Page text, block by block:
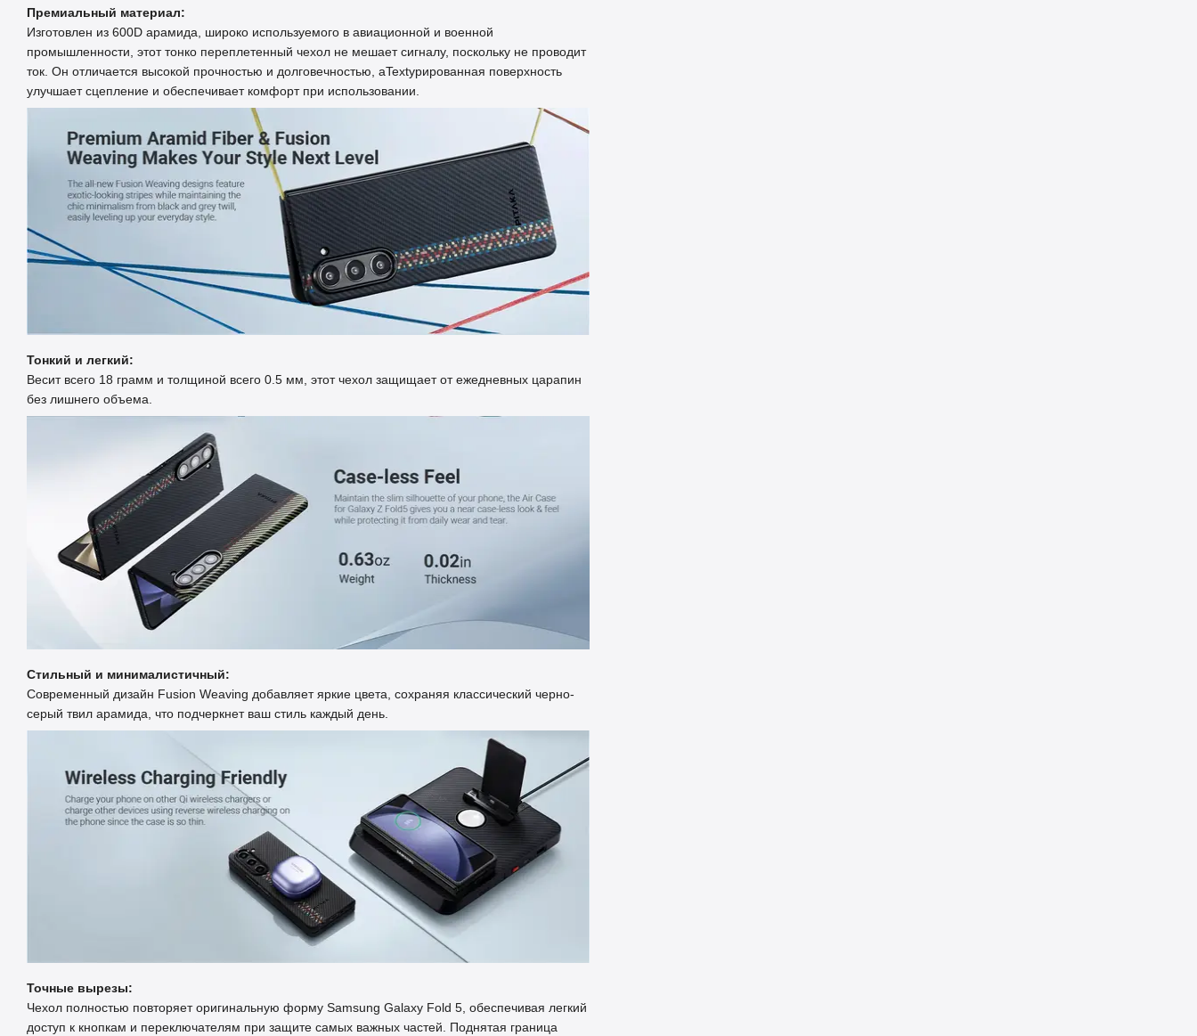
Премиальный материал:
Изготовлен из 600D арамида, широко используемого в авиационной и военной
промышленности, этот тонко переплетенный чехол не мешает сигналу, поскольку не проводит
ток. Он отличается высокой прочностью и долговечностью, аTextурированная поверхность
улучшает сцепление и обеспечивает комфорт при использовании.
Тонкий и легкий:
Весит всего 18 грамм и толщиной всего 0.5 мм, этот чехол защищает от ежедневных царапин
без лишнего объема.
Стильный и минималистичный:
Современный дизайн Fusion Weaving добавляет яркие цвета, сохраняя классический черно-
серый твил арамида, что подчеркнет ваш стиль каждый день.
Точные вырезы:
Чехол полностью повторяет оригинальную форму Samsung Galaxy Fold 5, обеспечивая легкий
доступ к кнопкам и переключателям при защите самых важных частей. Поднятая граница